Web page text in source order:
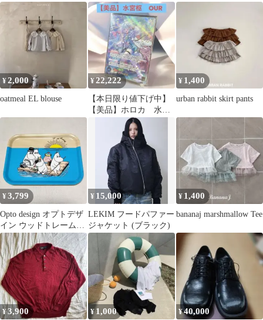
ッグ ピンク
¥2,000
oatmeal EL blouse
¥22,222
【本日限り値下げ中】
【美品】ホロカ 水宮
枢 OUR FLOWGLOW
¥ 1,400
urban rabbit skirt pants
¥3,799
Opto design オプトデザ
イン ウッドトレームー
ミン 筏乗り 希少
¥ 15,000
LEKIM フードパファー
ジャケット (ブラック)
¥ 1,400
bananaj marshmallow Tee
¥3,900 ¥1,000 ¥40,000